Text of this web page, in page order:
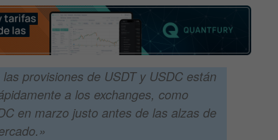
provisiones de USDT y USDC están
a los exchanges, como
en marzo justo antes de las alzas de